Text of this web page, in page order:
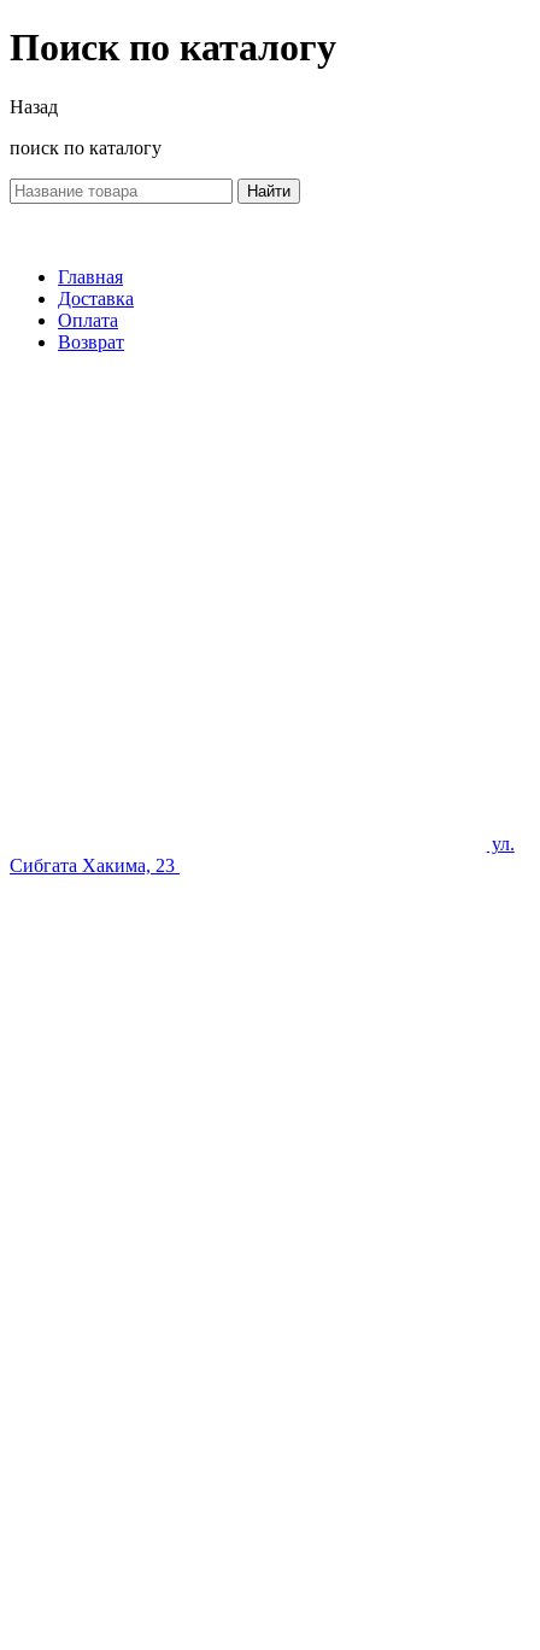
Поиск по каталогу
Назад
поиск по каталогу
Найти
Главная
Доставка
Оплата
Возврат
ул.
Сибгата Хакима, 23